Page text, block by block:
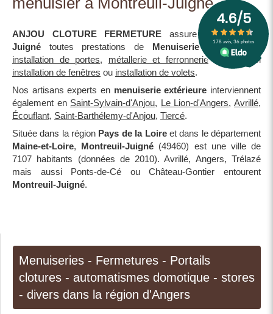
ANJOU CLOTURE FERMETURE assure àMontreuil-
Juigné toutes prestations de Menuiserie extérieure:
installation de portes, métallerie et ferronneriemais aussi
installation de fenêtres ou installation de volets.
Nos artisans experts en menuiserie extérieure interviennent
également en Saint-Sylvain-d'Anjou, Le Lion-d'Angers,Avrillé,
Écouflant, Saint-Barthélemy-d'Anjou, Tiercé.
Située dans la région Pays de la Loireet dans le département
Maine-et-Loire, Montreuil-Juigné (49460) est une ville de
7107 habitants (données de 2010). Avrillé, Angers, Trélazé
mais aussi Ponts-de-Cé ou Château-Gontier entourent
Montreuil-Juigné.
Menuiseries - Fermetures - Portails
clotures - automatismes domotique - stores
- divers dans la région d'Angers